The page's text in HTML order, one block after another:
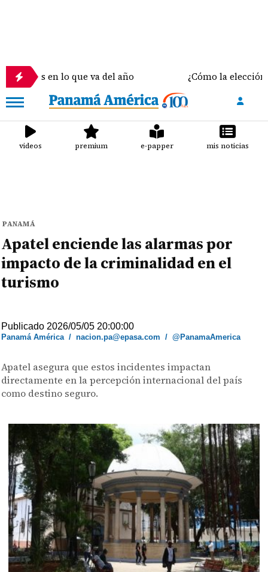
lo que va del año ¿Cómo la elección del
videos premium e-papper mis noticias
PANAMÁ
Apatel enciende las alarmas por
impacto de la criminalidad en el
turismo
Publicado 2026/05/05 20:00:00
Panamá América/nacion.pa@epasa.com /@PanamaAmerica
Apatel asegura que estos incidentes impactan
directamente en la percepción internacional del país
como destino seguro.